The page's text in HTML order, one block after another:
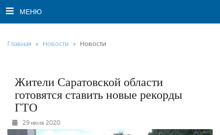
МЕНЮ
НОВОСТИ
К СВЕДЕНИЮ
КОНКУРСЫ
ФОТОРЕПОРТАЖИ
РЕКЛАМОДАТЕЛЯМ
Главная Новости Новости
Жители Саратовской области
готовятся ставить новые рекорды
ГТО
29 июля 2020